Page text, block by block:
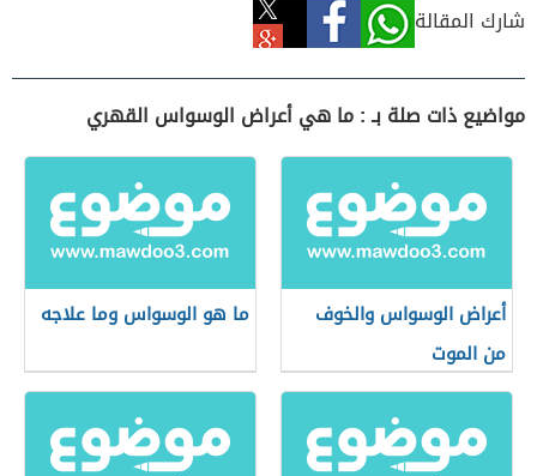
شارك المقالة
مواضيع ذات صلة بـ : ما هي أعراض الوسواس القهري
أعراض الوسواس والخوف
من الموت
ما هو الوسواس وما علاجه